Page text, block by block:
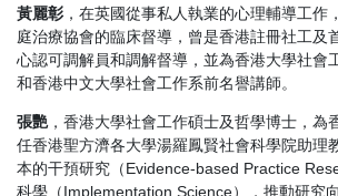
黃麗彰 ，在英國從事私人執業的心理輔導工作
庭治療協會的臨床督導，曾是香港註冊社工及
心認可調解員和調解督導，並為香港大學社會
和香港中文大學社會工作系前名譽講師。
張艷， 香港大學社會工作碩士及哲學博士，為
任香港聖方濟各大學湯羅鳳賢社會科學院助理
本的干預研究（Evidence-based Practice
科學（Implementation Science），推動研究